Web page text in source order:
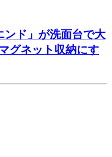
ンド」が洗面台で大
グネット収納にす